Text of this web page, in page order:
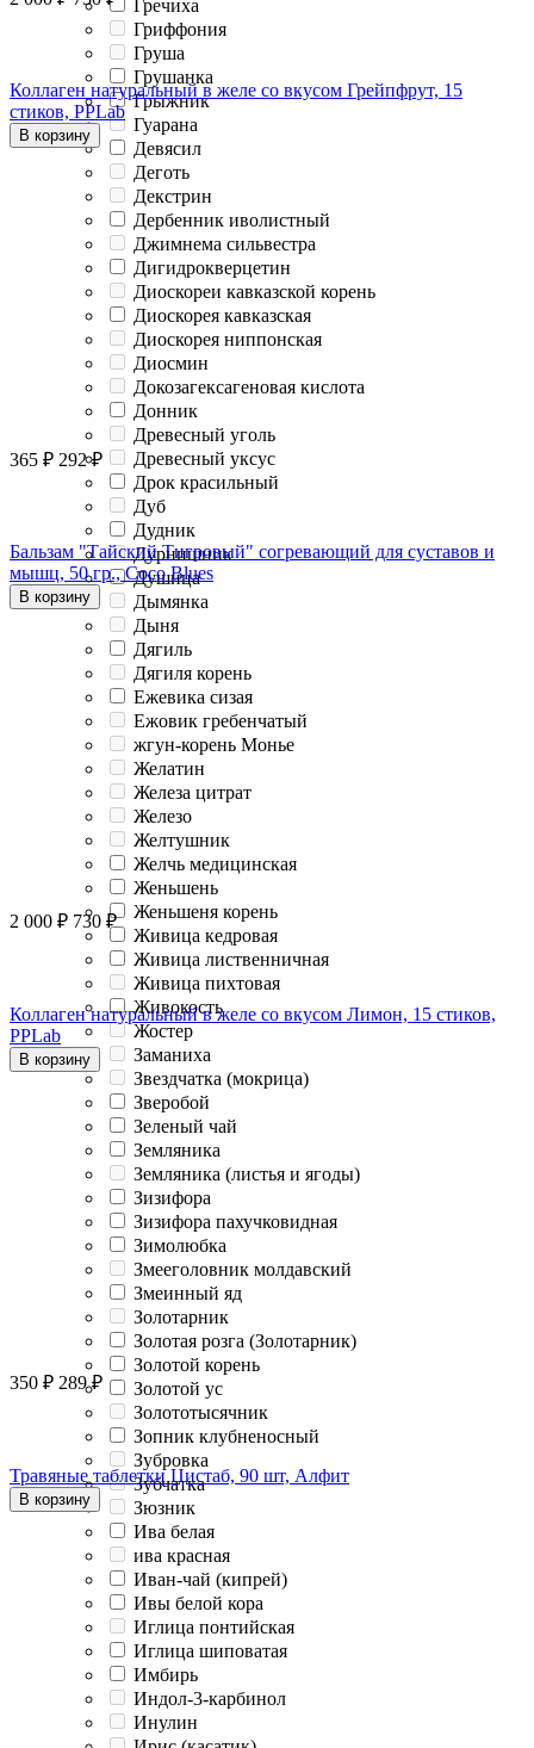
Гречиха
Гриффония
Груша
Грушанка
Грыжник
Гуарана
Девясил
Деготь
Декстрин
Дербенник иволистный
Джимнема сильвестра
Дигидрокверцетин
Диоскореи кавказской корень
Диоскорея кавказская
Диоскорея ниппонская
Диосмин
Докозагексагеновая кислота
Донник
Древесный уголь
Древесный уксус
Дрок красильный
Дуб
Дудник
Дурнишник
Душица
Дымянка
Дыня
Дягиль
Дягиля корень
Ежевика сизая
Ежовик гребенчатый
жгун-корень Монье
Желатин
Железа цитрат
Железо
Желтушник
Желчь медицинская
Женьшень
Женьшеня корень
Живица кедровая
Живица лиственничная
Живица пихтовая
Живокость
Жостер
Заманиха
Звездчатка (мокрица)
Зверобой
Зеленый чай
Земляника
Земляника (листья и ягоды)
Зизифора
Зизифора пахучковидная
Зимолюбка
Змееголовник молдавский
Змеинный яд
Золотарник
Золотая розга (Золотарник)
Золотой корень
Золотой ус
Золототысячник
Зопник клубненосный
Зубровка
Зубчатка
Зюзник
Ива белая
ива красная
Иван-чай (кипрей)
Ивы белой кора
Иглица понтийская
Иглица шиповатая
Имбирь
Индол-3-карбинол
Инулин
Коллаген натуральный в желе со вкусом Грейпфрут, 15
стиков, PPLab
В корзину
365 ₽ 292 ₽
Бальзам "Тайский Тигровый" согревающий для суставов и
мышц, 50 гр., Coco Blues
В корзину
2 000 ₽ 730 ₽
Коллаген натуральный в желе со вкусом Лимон, 15 стиков,
PPLab
В корзину
350 ₽ 289 ₽
Травяные таблетки Цистаб, 90 шт, Алфит
В корзину